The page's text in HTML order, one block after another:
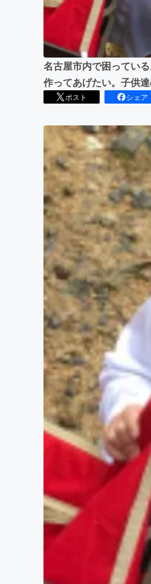
名古屋市内で困ってい
作ってあげたい。子供達
ポスト シェア